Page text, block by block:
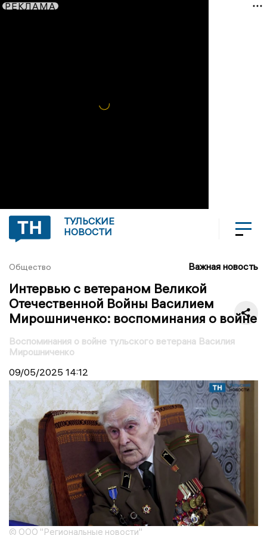
РЕКЛАМА
ТУЛЬСКИЕ
НОВОСТИ
Общество Важная новость
Интервью с ветераном Великой
Отечественной Войны Василием
Мирошниченко: воспоминания о войне
Воспоминания о войне тульского ветерана Василия
Мирошниченко
09/05/2025 14:12
© ООО "Региональные новости"